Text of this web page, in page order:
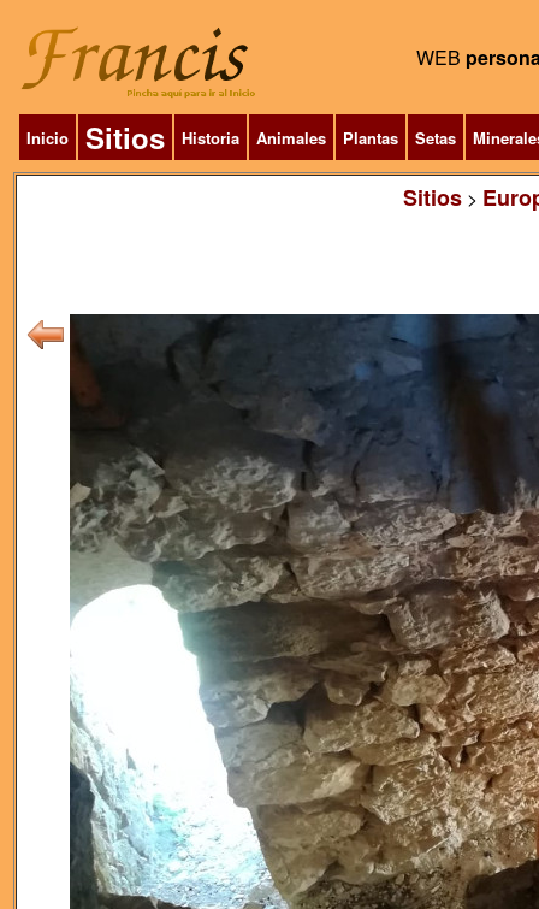
WEB
Inicio Sitios Historia Animales Plantas Setas
Sitios >